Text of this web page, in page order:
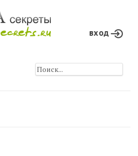
вход